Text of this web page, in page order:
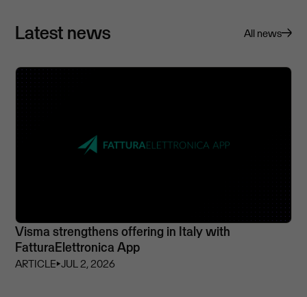
Latest news All news
Visma strengthens offering in Italy with
FatturaElettronica App
ARTICLE⏵JUL 2, 2026